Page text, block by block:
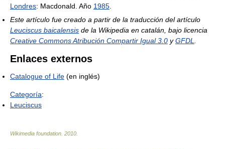
Londres: Macdonald. Año 1985
Este artículo fue creado a partir de la traducción del artículo
Leuciscus baicalensis de la Wikipedia en catalán, bajo licencia
Creative Commons Atribución Compartir Igual 3.0 yGFDL
Enlaces externos
Catalogue of Life (en inglés)
Categoría:
Leuciscus
Wikimedia foundation 2010